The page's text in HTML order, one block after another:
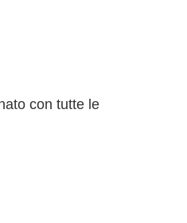
con tutte le